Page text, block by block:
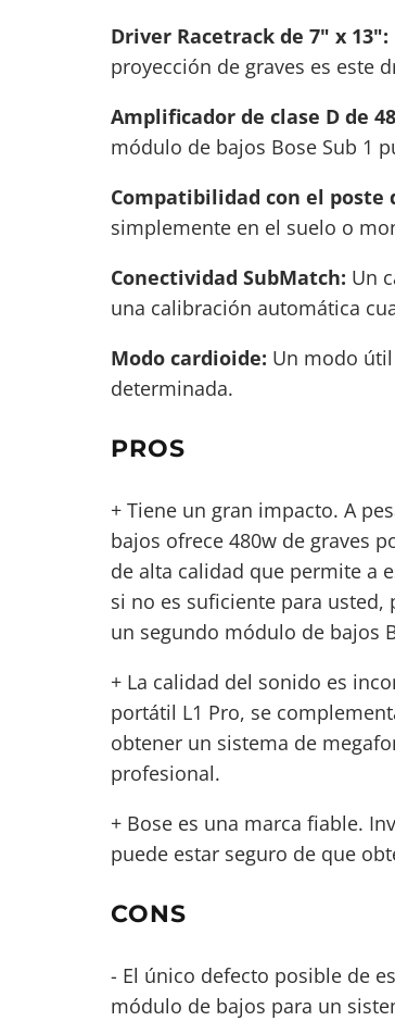
Driver Racetrack de 7" x 13":
proyección de graves es este
Amplificador de clase D de
módulo de bajos Bose Sub 1
Compatibilidad con el poste
simplemente en el suelo o
Conectividad SubMatch: Un
una calibración automática
Modo cardioide: Un modo
determinada.
PROS
+ Tiene un gran impacto. A
bajos ofrece 480w de graves
de alta calidad que permite a
si no es suficiente para
un segundo módulo de bajos
+ La calidad del sonido es
portátil L1 Pro, se
obtener un sistema de
profesional.
+ Bose es una marca fiable.
puede estar seguro de que
CONS
- El único defecto posible de
módulo de bajos para un